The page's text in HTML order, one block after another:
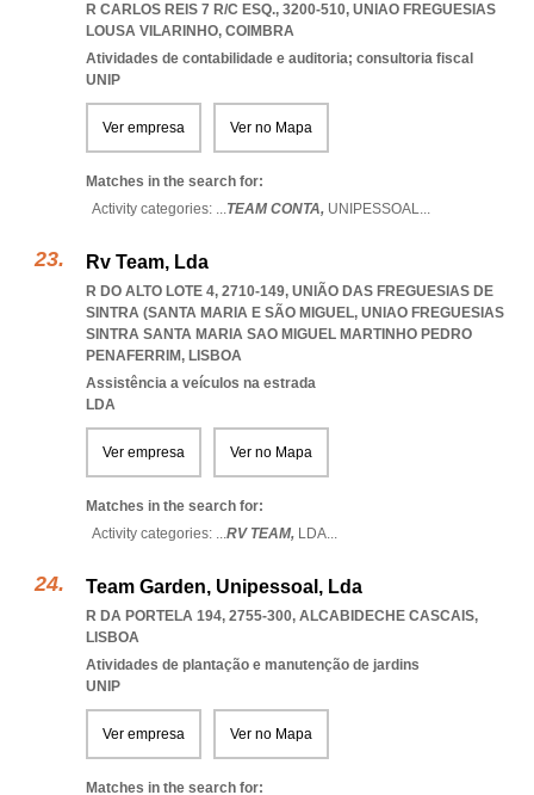
R CARLOS REIS 7 R/C ESQ., 3200-510, UNIAO FREGUESIAS
LOUSA VILARINHO, COIMBRA
Atividades de contabilidade e auditoria; consultoria fiscal
UNIP
Ver empresa Ver no Mapa
Matches in the search for:
Activity categories: ...TEAM CONTA, UNIPESSOAL...
Rv Team, Lda
R DO ALTO LOTE 4, 2710-149, UNIÃO DAS FREGUESIAS DE
SINTRA (SANTA MARIA E SÃO MIGUEL, UNIAO FREGUESIAS
SINTRA SANTA MARIA SAO MIGUEL MARTINHO PEDRO
PENAFERRIM, LISBOA
Assistência a veículos na estrada
LDA
Ver empresa Ver no Mapa
Matches in the search for:
Activity categories: ...RV TEAM, LDA...
Team Garden, Unipessoal, Lda
R DA PORTELA 194, 2755-300, ALCABIDECHE CASCAIS,
LISBOA
Atividades de plantação e manutenção de jardins
UNIP
Ver empresa Ver no Mapa
Matches in the search for: